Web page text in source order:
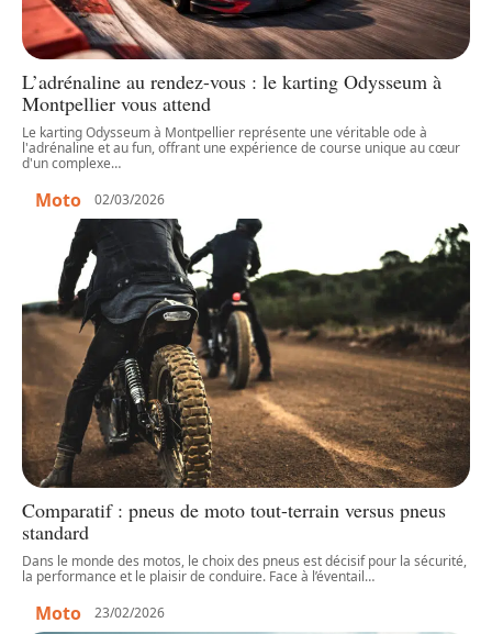
L’adrénaline au rendez-vous : le karting Odysseum à
Montpellier vous attend
Le karting Odysseum à Montpellier représente une véritable ode à
l'adrénaline et au fun, offrant une expérience de course unique au cœur
d'un complexe…
Moto 02/03/2026
Comparatif : pneus de moto tout-terrain versus pneus
standard
Dans le monde des motos, le choix des pneus est décisif pour la sécurité,
la performance et le plaisir de conduire. Face à l’éventail…
Moto 23/02/2026